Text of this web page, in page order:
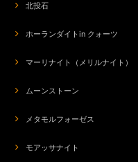
北投石
ホーランダイトin クォーツ
マーリナイト（メリルナイト）
ムーンストーン
メタモルフォーゼス
モアッサナイト